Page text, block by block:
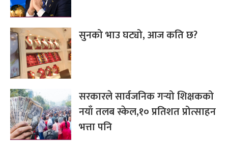
सुनको भाउ घट्यो, आज कति छ?
सरकारले सार्वजनिक गर्‍यो शिक्षकको
नयाँ तलब स्केल,१० प्रतिशत प्रोत्साहन
भत्ता पनि